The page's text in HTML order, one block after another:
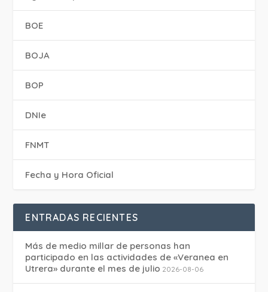
BOE
BOJA
BOP
DNIe
FNMT
Fecha y Hora Oficial
ENTRADAS RECIENTES
Más de medio millar de personas han
participado en las actividades de «Veranea en
Utrera» durante el mes de julio 2026-08-06